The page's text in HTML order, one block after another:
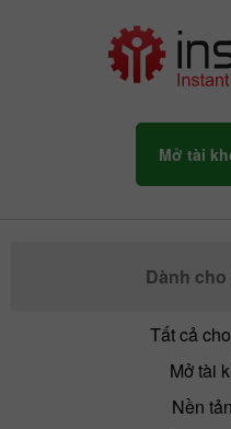
Mở tài
Dành
Tất cả
Mở tài
Nền